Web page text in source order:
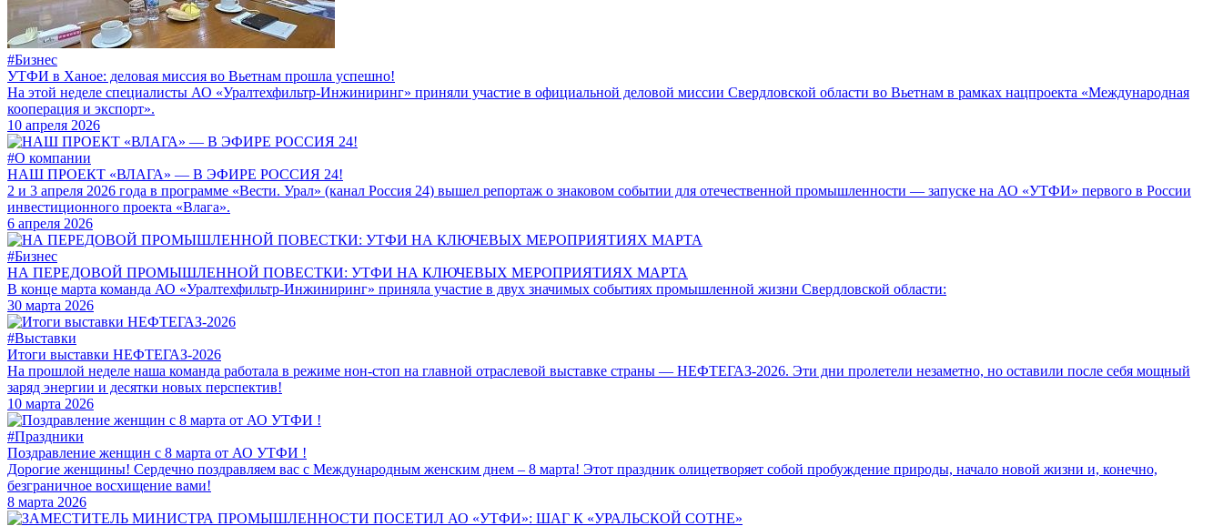
#Бизнес
УТФИ в Ханое: деловая миссия во Вьетнам прошла успешно!
На этой неделе специалисты АО «Уралтехфильтр-Инжиниринг» приняли участие в официальной деловой миссии Свердловской области во Вьетнам в рамках нацпроекта «Международная
кооперация и экспорт».
10 апреля 2026
#О компании
НАШ ПРОЕКТ «ВЛАГА» — В ЭФИРЕ РОССИЯ 24!
2 и 3 апреля 2026 года в программе «Вести. Урал» (канал Россия 24) вышел репортаж о знаковом событии для отечественной промышленности — запуске на АО «УТФИ» первого в России
инвестиционного проекта «Влага».
6 апреля 2026
#Бизнес
НА ПЕРЕДОВОЙ ПРОМЫШЛЕННОЙ ПОВЕСТКИ: УТФИ НА КЛЮЧЕВЫХ МЕРОПРИЯТИЯХ МАРТА
В конце марта команда АО «Уралтехфильтр-Инжиниринг» приняла участие в двух значимых событиях промышленной жизни Свердловской области:
30 марта 2026
#Выставки
Итоги выставки НЕФТЕГАЗ-2026
На прошлой неделе наша команда работала в режиме нон-стоп на главной отраслевой выставке страны — НЕФТЕГАЗ-2026. Эти дни пролетели незаметно, но оставили после себя мощный
заряд энергии и десятки новых перспектив!
10 марта 2026
#Праздники
Поздравление женщин с 8 марта от АО УТФИ !
Дорогие женщины! Сердечно поздравляем вас с Международным женским днем – 8 марта! Этот праздник олицетворяет собой пробуждение природы, начало новой жизни и, конечно,
безграничное восхищение вами!
8 марта 2026